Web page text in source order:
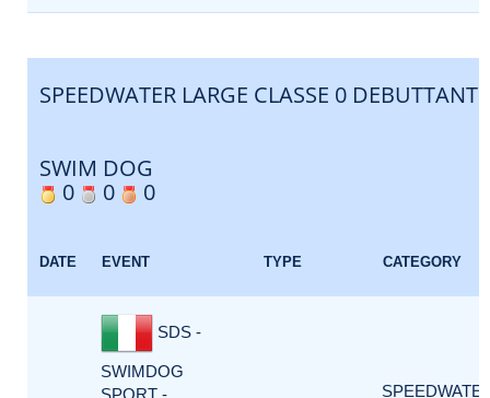
SPEEDWATER LARGE CLASSE 0 DEBUTTANTI
SWIM DOG
0
0 0
DATE EVENT TYPE CATEGORY
SDS -
SWIMDOG
SPORT -